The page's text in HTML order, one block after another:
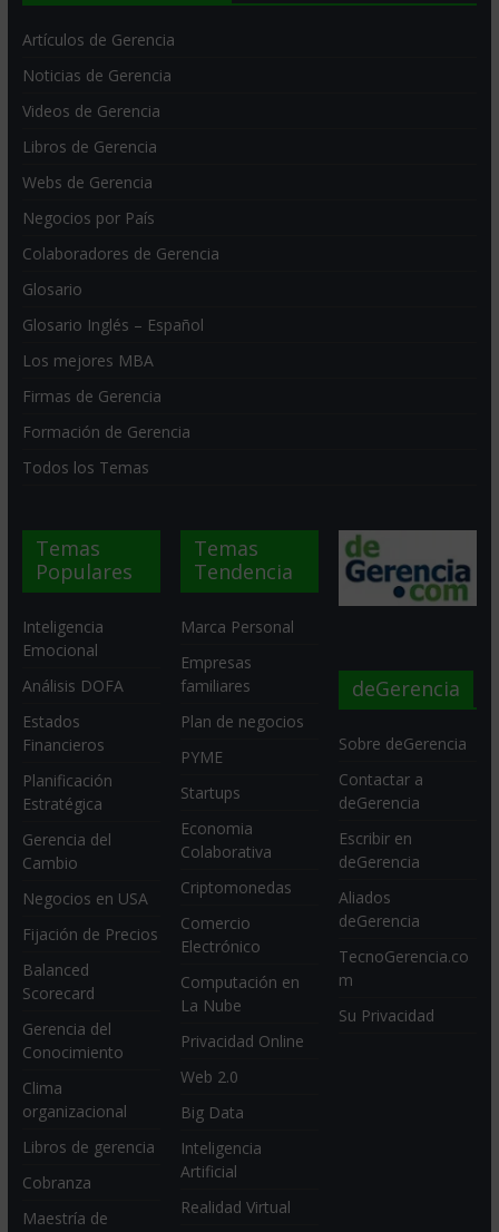
Artículos de Gerencia
Noticias de Gerencia
Videos de Gerencia
Libros de Gerencia
Webs de Gerencia
Negocios por País
Colaboradores de Gerencia
Glosario
Glosario Inglés – Español
Los mejores MBA
Firmas de Gerencia
Formación de Gerencia
Todos los Temas
Temas
Populares
Inteligencia
Emocional
Análisis DOFA
Estados
Financieros
Planificación
Estratégica
Gerencia del
Cambio
Negocios en USA
Fijación de Precios
Balanced
Scorecard
Gerencia del
Conocimiento
Clima
organizacional
Libros de gerencia
Cobranza
Maestría de
Temas
Tendencia
Marca Personal
Empresas
familiares
Plan de negocios
PYME
Startups
Economia
Colaborativa
Criptomonedas
Comercio
Electrónico
Computación en
La Nube
Privacidad Online
Web 2.0
Big Data
Inteligencia
Artificial
Realidad Virtual
deGerencia
Sobre deGerencia
Contactar a
deGerencia
Escribir en
deGerencia
Aliados
deGerencia
TecnoGerencia.co
m
Su Privacidad